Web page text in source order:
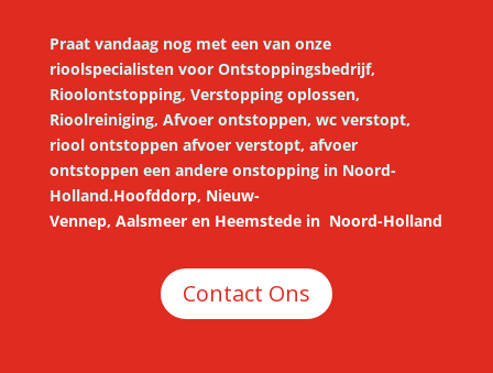
Praat vandaag nog met een van onze
rioolspecialisten voor Ontstoppingsbedrijf,
Rioolontstopping, Verstopping oplossen,
Rioolreiniging, Afvoer ontstoppen, wc verstopt,
riool ontstoppen afvoer verstopt, afvoer
ontstoppen een andere onstopping in Noord-
Holland.Hoofddorp, Nieuw-
Vennep, Aalsmeeren Heemstedein Noord-Holland
Contact Ons